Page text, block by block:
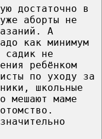
достаточно в
аборты не
А
как минимум
садик не
ребёнком
по уходу за
школьные
мешают маме